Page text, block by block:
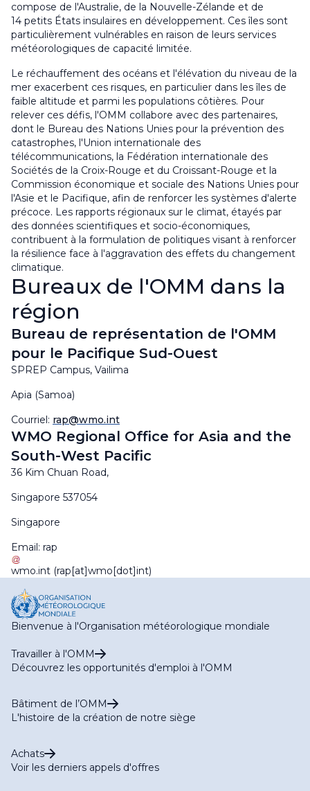
compose de l'Australie, de la Nouvelle-Zélande et de
14 petits États insulaires en développement. Ces îles sont
particulièrement vulnérables en raison de leurs services
météorologiques de capacité limitée.
Le réchauffement des océans et l'élévation du niveau de la
mer exacerbent ces risques, en particulier dans les îles de
faible altitude et parmi les populations côtières. Pour
relever ces défis, l'OMM collabore avec des partenaires,
dont le Bureau des Nations Unies pour la prévention des
catastrophes, l'Union internationale des
télécommunications, la Fédération internationale des
Sociétés de la Croix-Rouge et du Croissant-Rouge et la
Commission économique et sociale des Nations Unies pour
l'Asie et le Pacifique, afin de renforcer les systèmes d'alerte
précoce. Les rapports régionaux sur le climat, étayés par
des données scientifiques et socio-économiques,
contribuent à la formulation de politiques visant à renforcer
la résilience face à l'aggravation des effets du changement
climatique.
Bureaux de l'OMM dans la
région
Bureau de représentation de l'OMM
pour le Pacifique Sud-Ouest
SPREP Campus, Vailima
Apia (Samoa)
Courriel: rap@wmo.int
WMO Regional Office for Asia and the
South-West Pacific
36 Kim Chuan Road,
Singapore 537054
Singapore
Email: rap
wmo.int (rap[at]wmo[dot]int)
Bienvenue à l'Organisation météorologique mondiale
Travailler à l'OMM
Découvrez les opportunités d'emploi à l'OMM
Bâtiment de l’OMM
L'histoire de la création de notre siège
Achats
Voir les derniers appels d'offres